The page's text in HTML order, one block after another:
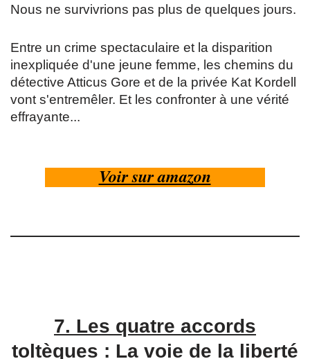
Nous ne survivrions pas plus de quelques jours.
Entre un crime spectaculaire et la disparition
inexpliquée d'une jeune femme, les chemins du
détective Atticus Gore et de la privée Kat Kordell
vont s'entremêler. Et les confronter à une vérité
effrayante...
Voir sur amazon
7. Les quatre accords
toltèques : La voie de la liberté